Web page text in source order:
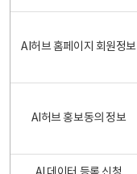
AI허브 홈페이지 회원정보
AI허브 홍보동의 정보